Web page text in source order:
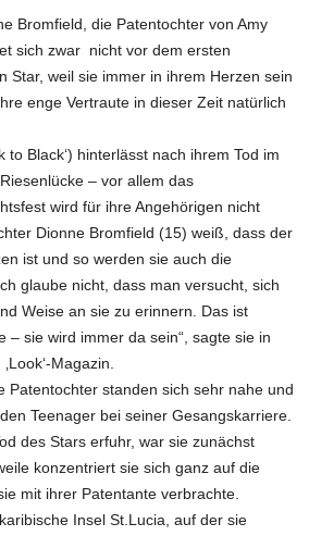
Bromfield, die Patentochter von Amy
sich zwar nicht vor dem ersten
Star, weil sie immer in ihrem Herzen sein
enge Vertraute in dieser Zeit natürlich
to Black‘) hinterlässt nach ihrem Tod im
– vor allem das
wird für ihre Angehörigen nicht
Dionne Bromfield (15) weiß, dass der
ist und so werden sie auch die
glaube nicht, dass man versucht, sich
Weise an sie zu erinnern. Das ist
– sie wird immer da sein“, sagte sie in
Magazin.
Patentochter standen sich sehr nahe und
Teenager bei seiner Gesangskarriere.
des Stars erfuhr, war sie zunächst
konzentriert sie sich ganz auf die
mit ihrer Patentante verbrachte.
Insel St.Lucia, auf der sie